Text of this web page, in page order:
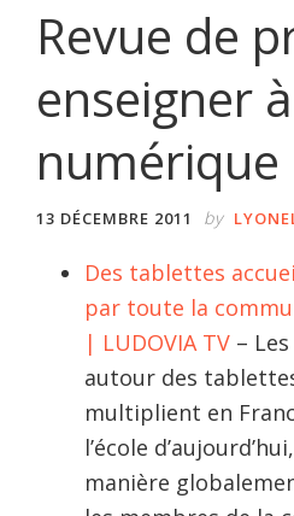
Revue de
enseigner
numérique
13 DÉCEMBRE 2011 by
Des tablettes
par toute la
| LUDOVIA TV –
autour des
multiplient en
l’école
manière